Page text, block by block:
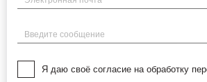
Введите сообщение
Я даю своё согласие на обработку